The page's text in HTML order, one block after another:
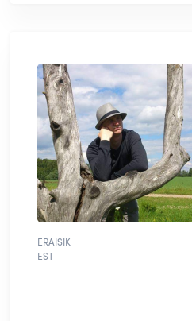
ERAISIK
EST